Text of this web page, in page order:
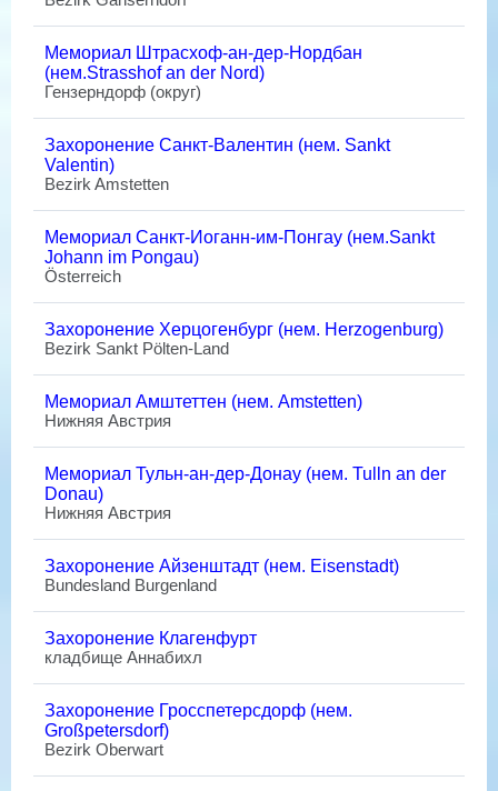
Мемориал Штрасхоф-ан-дер-Нордбан
(нем.Strasshof an der Nord)
Гензерндорф (округ)
Захоронение Санкт-Валентин (нем. Sankt
Valentin)
Bezirk Amstetten
Мемориал Санкт-Иоганн-им-Понгау (нем.Sankt
Johann im Pongau)
Österreich
Захоронение Херцогенбург (нем. Herzogenburg)
Bezirk Sankt Pölten-Land
Мемориал Амштеттен (нем. Amstetten)
Нижняя Австрия
Мемориал Тульн-ан-дер-Донау (нем. Tulln an der
Donau)
Нижняя Австрия
Захоронение Айзенштадт (нем. Eisenstadt)
Bundesland Burgenland
Захоронение Клагенфурт
кладбище Аннабихл
Захоронение Гросспетерсдорф (нем.
Großpetersdorf)
Bezirk Oberwart